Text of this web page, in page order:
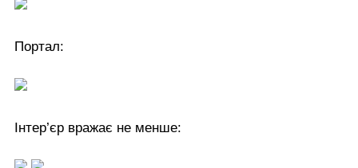
Портал:
Інтер’єр вражає не менше: